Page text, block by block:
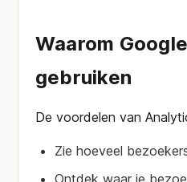
Waarom
gebruiken
De voordelen van
Zie hoeveel
Ontdek waar je